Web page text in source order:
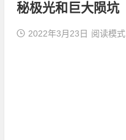
秘极光和巨大陨坑
2022年3月23日 阅读模式